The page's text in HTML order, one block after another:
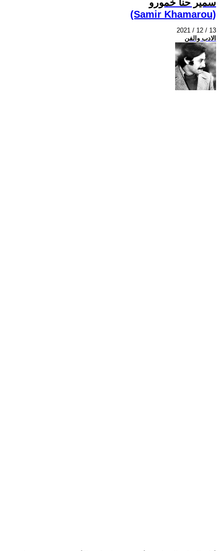
سمير حنا خمورو
(Samir Khamarou)
2021 / 12 / 13
الادب والفن